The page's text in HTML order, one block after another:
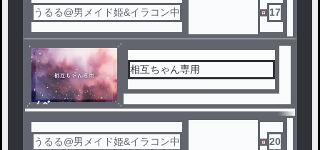
うるる@男メイド姫&イラコン中 17
ノベ
相互ちゃん専用
うるる@男メイド姫&イラコン中 20